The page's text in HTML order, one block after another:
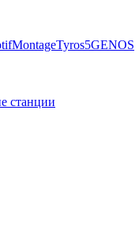
MontageTyros5GENOS
станции